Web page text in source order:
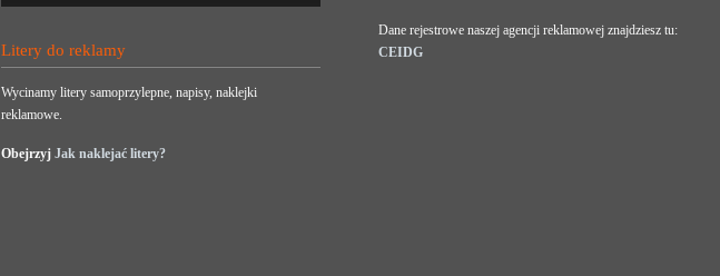
Litery do reklamy
Wycinamy litery samoprzylepne, napisy, naklejki
reklamowe.
ObejrzyjJak naklejać litery?
Dane rejestrowe naszej agencji reklamowej znajdziesz tu:
CEIDG